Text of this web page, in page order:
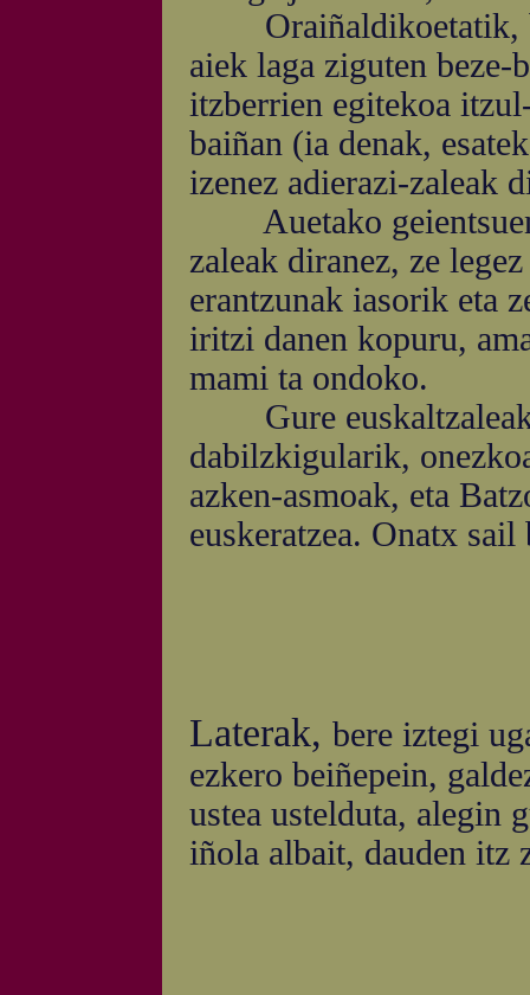
Oraiñaldikoetatik,
aiek laga ziguten beze-
itzberrien egitekoa
baiñan (ia denak,
izenez adierazi-zaleak
Auetako
zaleak diranez, ze
erantzunak iasorik eta
iritzi danen kopuru,
mami ta ondoko.
Gure euskaltzaleak
dabilzkigularik,
azken-asmoak, eta
euskeratzea. Onatx sail
Laterak, bere iztegi
ezkero beiñepein,
ustea ustelduta, alegin
iñola albait, dauden itz